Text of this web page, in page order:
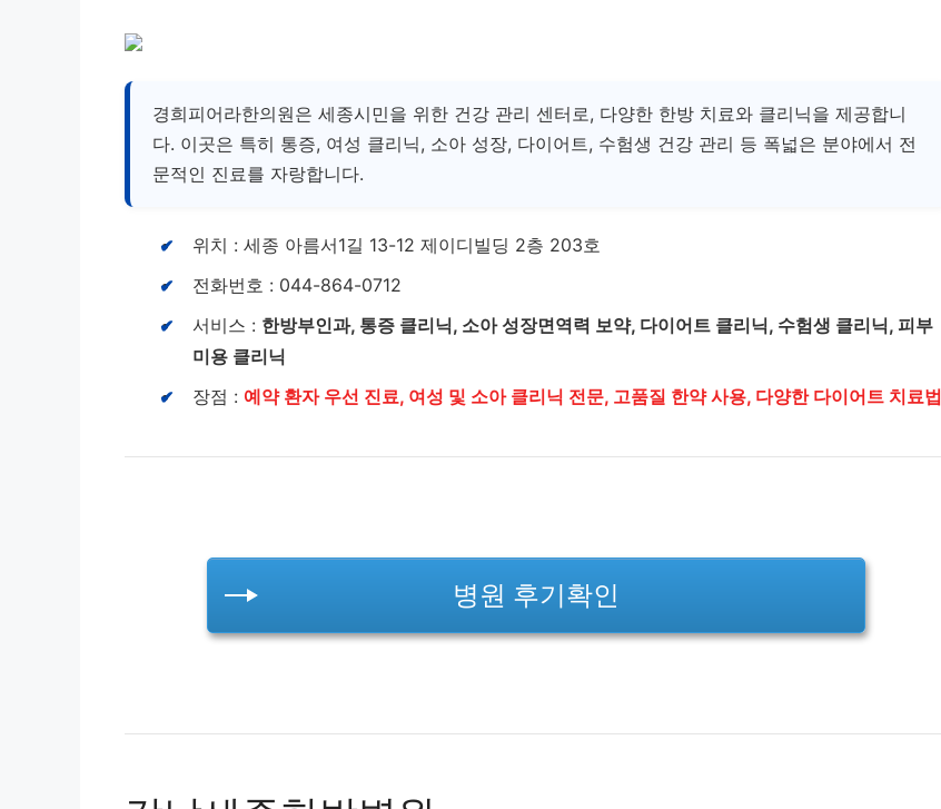
경희피어라한의원은 세종시민을 위한 건강 관리 센터로, 다양한 한방 치료와 클리닉을 제공합니
다. 이곳은 특히 통증, 여성 클리닉, 소아 성장, 다이어트, 수험생 건강 관리 등 폭넓은 분야에서 전
문적인 진료를 자랑합니다.
위치 : 세종 아름서1길 13-12 제이디빌딩 2층 203호
전화번호 : 044-864-0712
서비스 : 한방부인과, 통증 클리닉, 소아 성장면역력 보약, 다이어트 클리닉, 수험생 클리닉, 피부
미용 클리닉
장점 : 예약 환자 우선 진료, 여성 및 소아 클리닉 전문, 고품질 한약 사용, 다양한 다이어트 치료법
병원 후기확인